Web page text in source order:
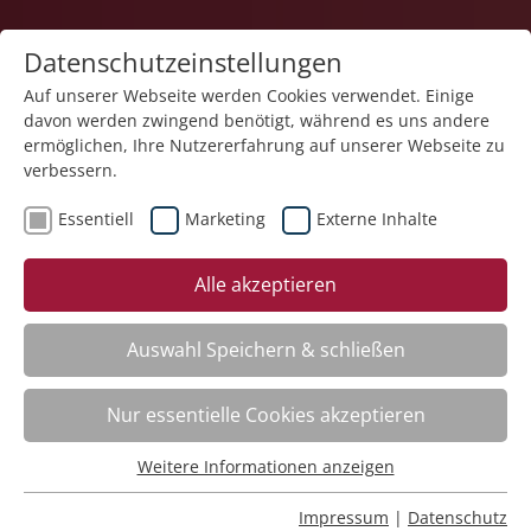
1
Veranstaltung "Meetings effizient gestalten" (Nr. 06)
wurde in den Warenkorb gelegt.
Fachbereich
ADHS. Aufmerksamkeitsdefizit-Hyperaktivitätsstörung
261101
Mo.16.11.2026, 9.00 Uhr
Datenschutzeinstellungen
Auf unserer Webseite werden Cookies verwendet. Einige
davon werden zwingend benötigt, während es uns andere
ermöglichen, Ihre Nutzererfahrung auf unserer Webseite zu
verbessern.
Essentiell Marketing Externe Inhalte
Alle akzeptieren
Auswahl Speichern & schließen
Nur essentielle Cookies akzeptieren
Essentielle Cookies werden für grundlegende Funktionen
Weitere Informationen anzeigen
Impressum | Datenschutz